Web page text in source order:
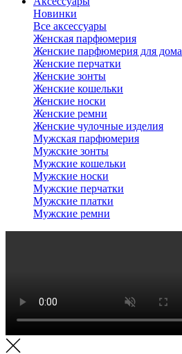
Новинки
Все аксессуары
Женская парфюмерия
Женские парфюмерия для дома
Женские перчатки
Женские зонты
Женские кошельки
Женские носки
Женские ремни
Женские чулочные изделия
Мужская парфюмерия
Мужские зонты
Мужские кошельки
Мужские носки
Мужские перчатки
Мужские платки
Мужские ремни